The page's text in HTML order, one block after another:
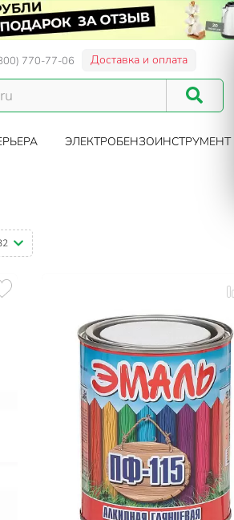
770-77-06 Доставка и оплата
ЭЛЕКТРОБЕНЗОИНСТРУМЕНТ